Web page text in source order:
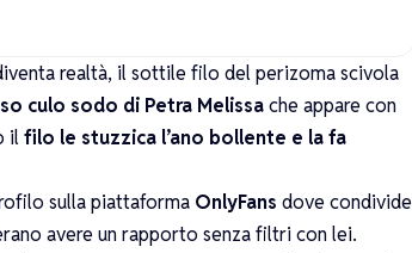
realtà, il sottile filo del perizoma scivola
culo sodo di Petra Melissache appare con
il filo le stuzzica l’ano bollente e la fa
sulla piattaforma OnlyFans dove condivide
avere un rapporto senza filtri con lei.